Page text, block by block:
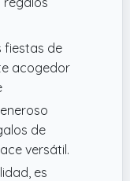
fiestas de
acogedor
de
versátil.
es